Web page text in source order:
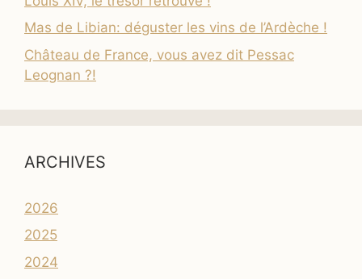
Mas de Libian: déguster les vins de l’Ardèche !
Château de France, vous avez dit Pessac
Leognan ?!
ARCHIVES
2026
2025
2024